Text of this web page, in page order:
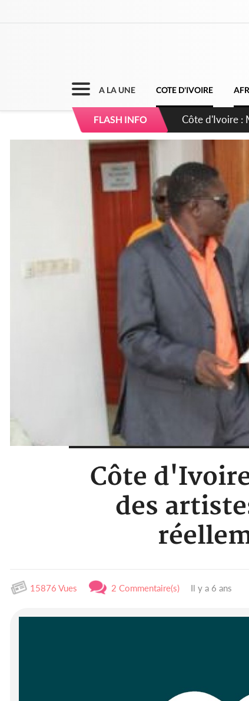
A LA UNE COTE D'IVOIRE
FLASH INFO
Côte d'Ivoire :
dépigmentants
Côte
des
15876 Vues 2 Commentaire(s) Il y a 6 ans